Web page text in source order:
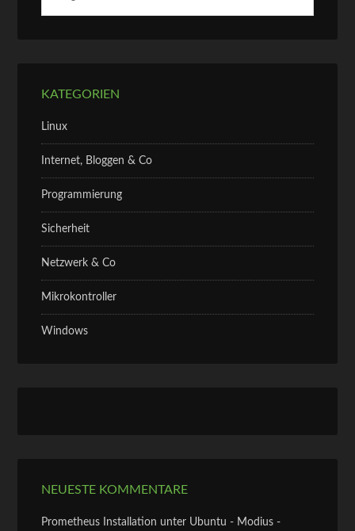
KATEGORIEN
Linux
Internet, Bloggen & Co
Programmierung
Sicherheit
Netzwerk & Co
Mikrokontroller
Windows
NEUESTE KOMMENTARE
Prometheus Installation unter Ubuntu - Modius -